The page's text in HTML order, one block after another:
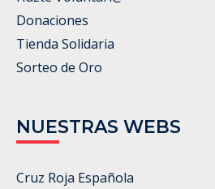
Donaciones
Tienda Solidaria
Sorteo de Oro
NUESTRAS WEBS
Cruz Roja Española